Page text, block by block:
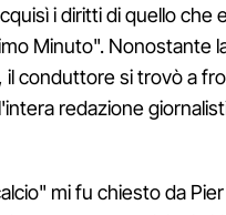
i diritti di quello che
Minuto". Nonostante
il conduttore si trovò a
redazione
mi fu chiesto da